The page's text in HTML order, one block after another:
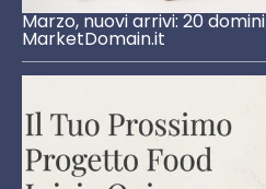
Marzo, nuovi arrivi: 20
MarketDomain.it